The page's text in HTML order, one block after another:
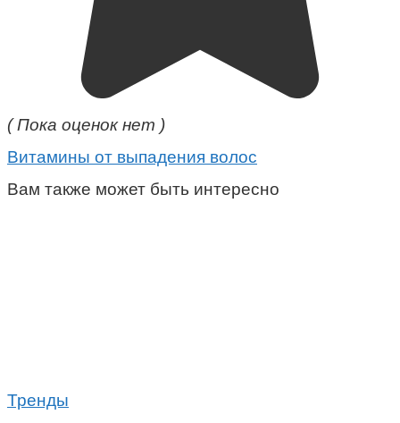
( Пока оценок нет )
Витамины от выпадения волос
Вам также может быть интересно
Тренды